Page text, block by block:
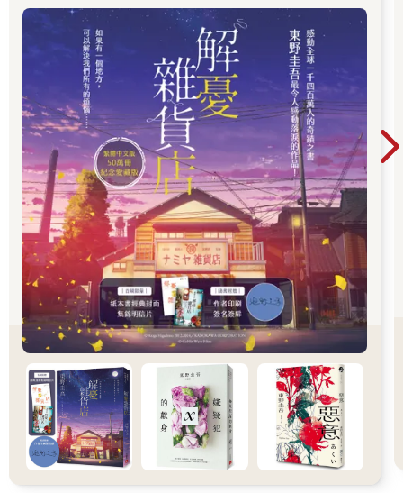
憂雜貨店》等無數經典，陪伴一代又一代讀者，
也讓推理小說跨越了類型文學的界線。 在他的故
事裡，推理從來不是終點。每一樁案件的背後，
都藏著人性的幽微、親情的牽絆、愛情的遺憾，
以及對生命最深刻的凝視。當真相揭曉的那一
刻，留在讀者心中的，往往不是兇手是誰，而是
那些無法言說的情感。